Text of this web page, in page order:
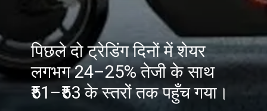
पिछले दो ट्रेडिंग दिनों में शेयर
लगभग 24–25% तेजी के साथ
₹51–₹53 के स्तरों तक पहुँच गया।